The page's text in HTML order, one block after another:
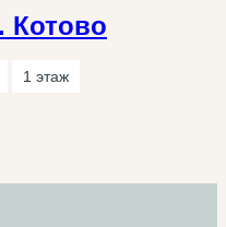
Котово
1 этаж